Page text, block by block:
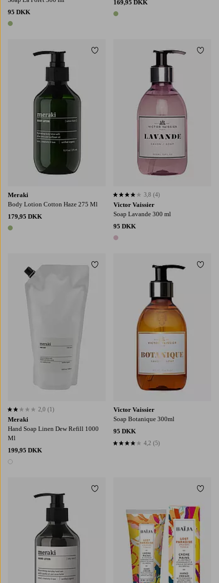
95 DKK
1 farve
169,95 DKK
1 farve
Meraki
Body Lotion Cotton Haze 275 Ml
179,95 DKK
1 farve
Tilføj til favoritter
Victor Vaissier
Soap Lavande 300 ml
95 DKK
1 farve
3,8 baseret på 4 bedømmelser
3,8 (4)
Meraki
Hand Soap Linen Dew Refill 1000
Ml
199,95 DKK
1 farve
2,0 baseret på 1 bedømmelser
2,0 (1)
Tilføj til favoritter
Victor Vaissier
Soap Botanique 300ml
95 DKK
4,2 baseret på 5 bedømmelser
4,2 (5)
Tilføj til favoritter